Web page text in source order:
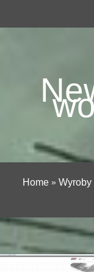
Home» Wyroby